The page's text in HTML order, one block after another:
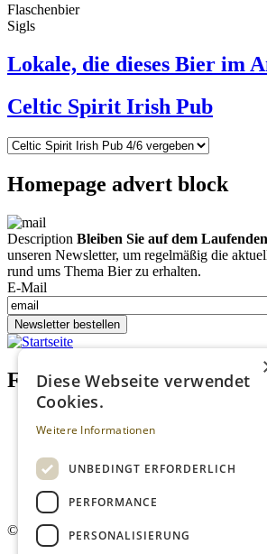
Flaschenbier
Sigls
Lokale, die dieses Bier im
Celtic Spirit Irish Pub
Homepage advert block
Description Bleiben Sie auf dem Laufenden
unseren Newsletter, um regelmäßig die
rund ums Thema Bier zu erhalten.
E-Mail
Newsletter bestellen
Footer menu (DE)
Impressum
Mediadaten
AGB
Newsletter
© 2026. Alle Rechte vorbehalten.
Diese Webseite verwendet
Cookies.
Weitere Informationen
UNBEDINGT ERFORDERLICH
PERFORMANCE
PERSONALISIERUNG